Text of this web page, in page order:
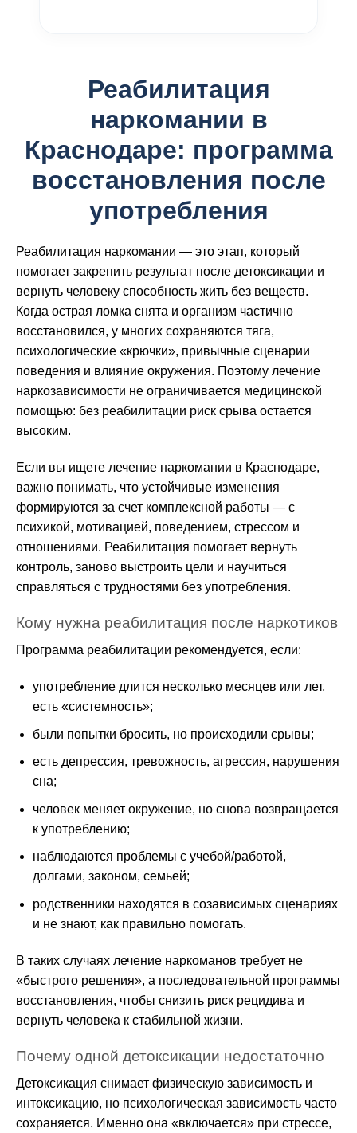
Реабилитация
наркомании в
Краснодаре: программа
восстановления после
употребления
Реабилитация наркомании — это этап, который
помогает закрепить результат после детоксикации и
вернуть человеку способность жить без веществ.
Когда острая ломка снята и организм частично
восстановился, у многих сохраняются тяга,
психологические «крючки», привычные сценарии
поведения и влияние окружения. Поэтому лечение
наркозависимости не ограничивается медицинской
помощью: без реабилитации риск срыва остается
высоким.
Если вы ищете лечение наркомании в Краснодаре,
важно понимать, что устойчивые изменения
формируются за счет комплексной работы — с
психикой, мотивацией, поведением, стрессом и
отношениями. Реабилитация помогает вернуть
контроль, заново выстроить цели и научиться
справляться с трудностями без употребления.
Кому нужна реабилитация после наркотиков
Программа реабилитации рекомендуется, если:
употребление длится несколько месяцев или лет,
есть «системность»;
были попытки бросить, но происходили срывы;
есть депрессия, тревожность, агрессия, нарушения
сна;
человек меняет окружение, но снова возвращается
к употреблению;
наблюдаются проблемы с учебой/работой,
долгами, законом, семьей;
родственники находятся в созависимых сценариях
и не знают, как правильно помогать.
В таких случаях лечение наркоманов требует не
«быстрого решения», а последовательной программы
восстановления, чтобы снизить риск рецидива и
вернуть человека к стабильной жизни.
Почему одной детоксикации недостаточно
Детоксикация снимает физическую зависимость и
интоксикацию, но психологическая зависимость часто
сохраняется. Именно она «включается» при стрессе,